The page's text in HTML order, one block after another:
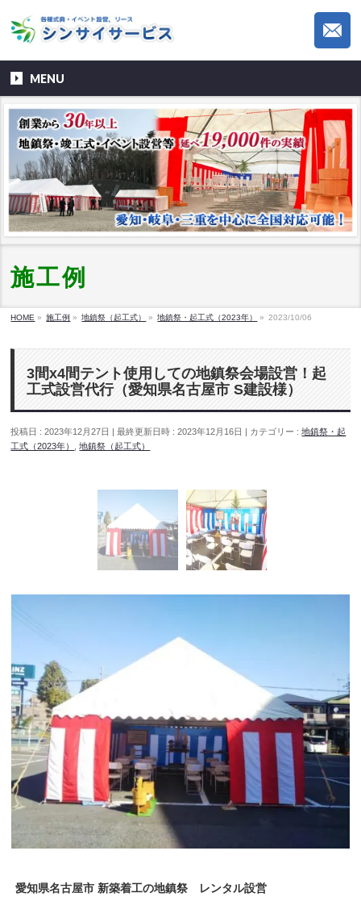
MENU
施工例
HOME » 施工例 » 地鎮祭（起工式） » 地鎮祭・起工式（2023年） » 2023/10/06
3間x4間テント使用しての地鎮祭会場設営！起
工式設営代行（愛知県名古屋市 S建設様）
投稿日 : 2023年12月27日 最終更新日時 : 2023年12月16日 カテゴリー :地鎮祭・起
工式（2023年）
,地鎮祭（起工式）
愛知県名古屋市 新築着工の地鎮祭 レンタル設営